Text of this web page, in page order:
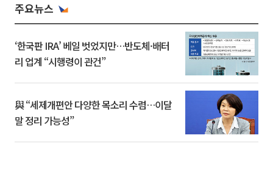
주요뉴스
‘한국판 IRA’ 베일 벗었지만…반도체·배터
리 업계 “시행령이 관건”
與 “세제개편안 다양한 목소리 수렴…이달
말 정리 가능성”